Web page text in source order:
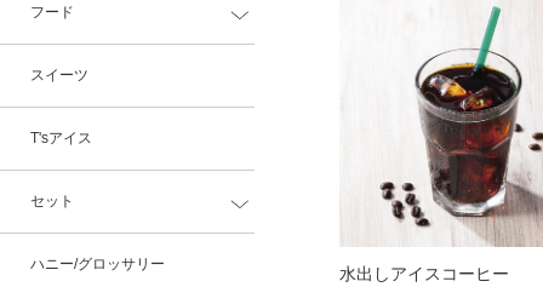
フード
スイーツ
T'sアイス
セット
ハニー/グロッサリー 水出しアイスコーヒー